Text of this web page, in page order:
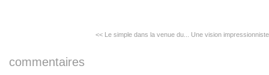
<< Le simple dans la venue du... Une vision
commentaires